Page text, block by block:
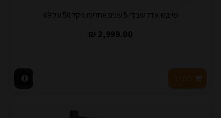
מייבש אדר שבדי 5 שנים אחריות ניקל 50 על 69
2,999.00 ₪
לעגלה